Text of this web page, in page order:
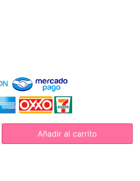
Añadir al carrito